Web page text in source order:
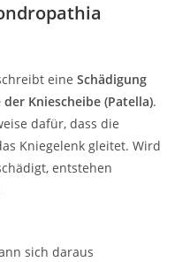
eineSchädigung
Kniescheibe (Patella).
dafür, dass die
Kniegelenk gleitet. Wird
entstehen
sich daraus